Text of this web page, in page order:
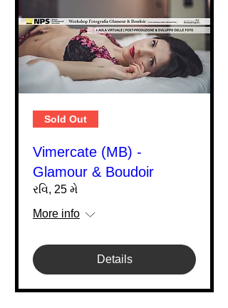
Sold Out
Vimercate (MB) -
Glamour & Boudoir
રવિ, 25 મે
More info
Details